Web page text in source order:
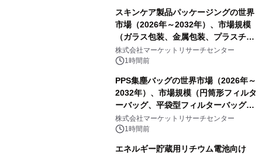
スキンケア製品パッケージングの世界
市場（2026年～2032年）、市場規模
（ガラス包装、金属包装、プラスチッ
ク包装、その他）・分析レポートを発
表
株式会社マーケットリサーチセンター
1時間前
PPS集塵バッグの世界市場（2026年～
2032年）、市場規模（円筒形フィルタ
ーバッグ、平袋型フィルターバッグ、
プリーツフィルターバッグ、その
他）・分析レポートを発表
株式会社マーケットリサーチセンター
1時間前
エネルギー貯蔵用リチウム電池向け